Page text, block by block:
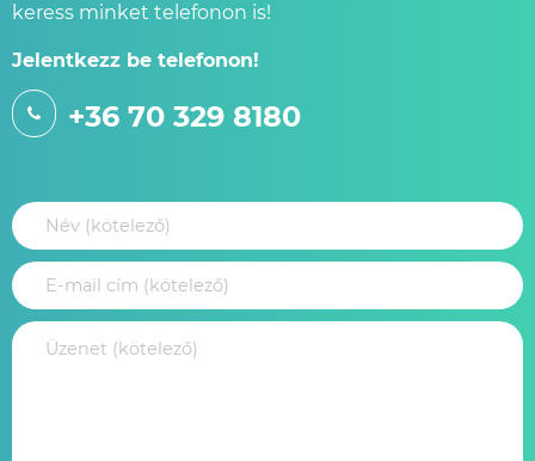
keress minket telefonon is!
Jelentkezz be telefonon!
+36 70 329 8180